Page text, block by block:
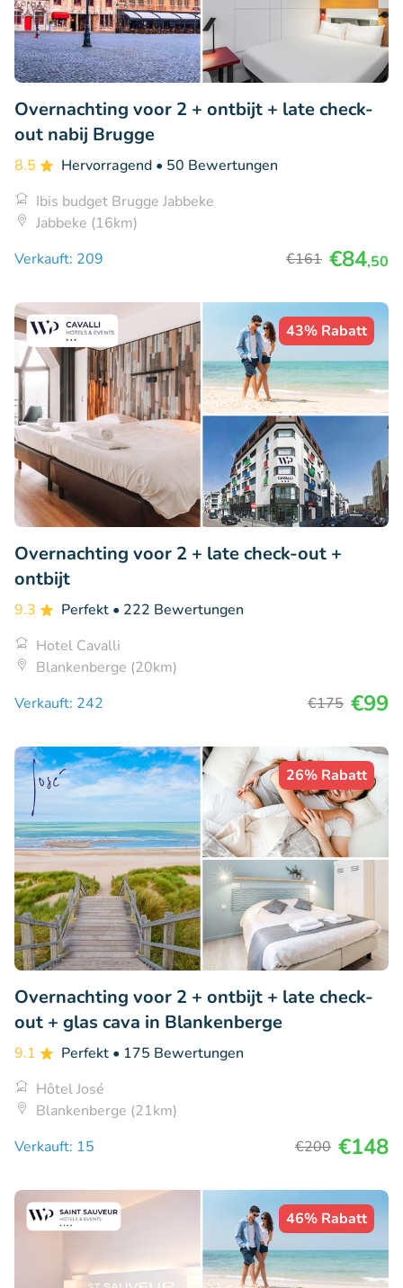
Overnachting voor 2 + ontbijt + late check-
out nabij Brugge
8.5 Hervorragend • 50 Bewertungen
Ibis budget Brugge Jabbeke
Jabbeke (16km)
Verkauft: 209
€161 €84,50
43% Rabatt
Overnachting voor 2 + late check-out +
ontbijt
9.3 Perfekt • 222 Bewertungen
Hotel Cavalli
Blankenberge (20km)
Verkauft: 242
€175 €99
26% Rabatt
Overnachting voor 2 + ontbijt + late check-
out + glas cava in Blankenberge
9.1 Perfekt • 175 Bewertungen
Hôtel José
Blankenberge (21km)
Verkauft: 15
€200 €148
46% Rabatt